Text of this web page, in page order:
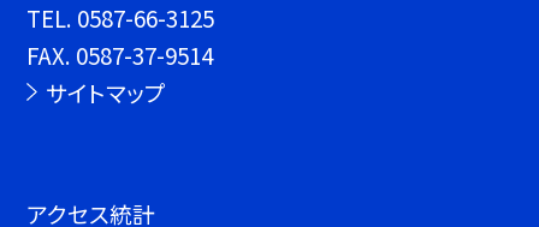
TEL. 0587-66-3125
FAX. 0587-37-9514
サイトマップ
アクセス統計